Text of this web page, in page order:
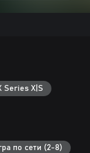
Series X|S
по сети (2-8)